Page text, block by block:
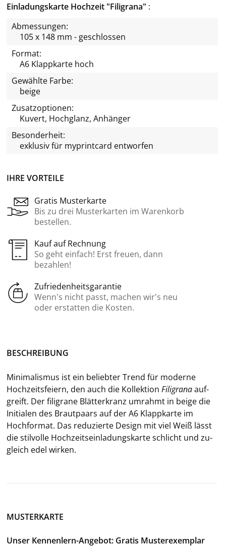
IHRE VORTEILE
Gratis Musterkarte
Bis zu drei Musterkarten im Warenkorb
bestellen.
Kauf auf Rechnung
So geht einfach! Erst freuen, dann
bezahlen!
Zufriedenheitsgarantie
Wenn’s nicht passt, machen wir’s neu
oder erstatten die Kosten.
Einladungskarte Hochzeit "Filigrana"
Abmessungen:
105 x 148 mm - geschlossen
Format:
A6 Klappkarte hoch
Gewählte Farbe:
beige
Zusatzoptionen:
Kuvert, Hochglanz, Anhänger
Besonderheit:
exklusiv für myprintcard entworfen
BE­SCHREI­BUNG
Mi­ni­ma­lis­mus ist ein be­lieb­ter Trend für mo­der­ne
Hoch­zeits­fei­ern, den auch die Kol­lek­ti­on Fi­li­gra­naauf­
greift. Der fi­li­gra­ne Blät­t­er­kranz um­rahmt in beige die
In­itia­len des Braut­paars auf der A6 Klapp­kar­te im
Hoch­for­mat. Das re­du­zier­te De­sign mit viel Weiß lässt
die stil­vol­le Hoch­zeits­ein­la­dungs­kar­te schlicht und zu­
gleich edel wir­ken.
MUSTERKARTE
Unser Kennenlern-Angebot: Gratis Musterexemplar